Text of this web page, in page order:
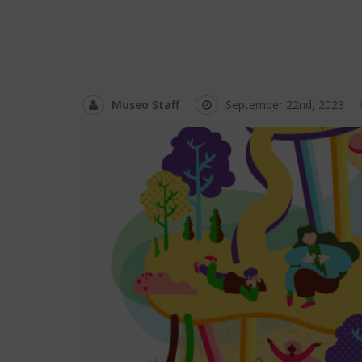
Museo Staff September 22nd, 2023